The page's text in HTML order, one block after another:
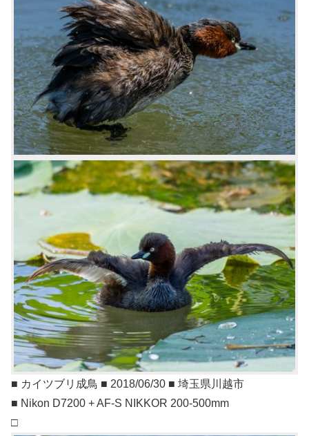
■ カイツブリ成鳥 ■ 2018/06/30 ■ 埼玉県川越市
■ Nikon D7200 + AF-S NIKKOR 200-500mm
□